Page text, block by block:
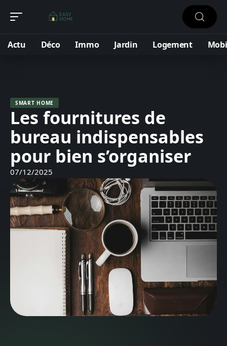
Actu Déco Immo Jardin Logement
SMART HOME
Les fournitures de
bureau indispensables
pour bien s’organiser
07/12/2025